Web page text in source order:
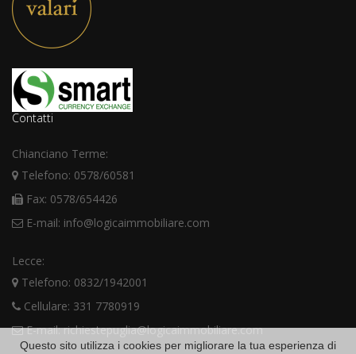
Contatti
Chianciano Terme:
Telefono: 0578/60581
Fax: 0578/654426
E-mail: info@logicaimmobiliare.com
Lecce:
Telefono: 0832/1942001
Cellulare: 331 7780919
E-mail: richiestepuglia@logicaimmobiliare.com
Questo sito utilizza i cookies per migliorare la tua esperienza di